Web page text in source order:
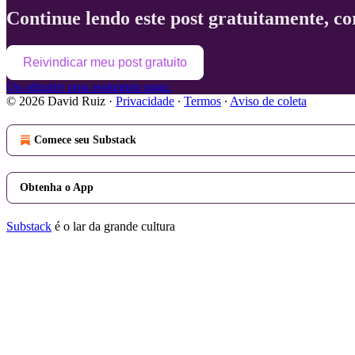
Continue lendo este post gratuitamente,
Reivindicar meu post gratuito
Ou adquirir uma assinatura paga.
© 2026 David Ruiz · Privacidade ∙ Termos ∙ Aviso de coleta
Comece seu Substack
Obtenha o App
Substack é o lar da grande cultura